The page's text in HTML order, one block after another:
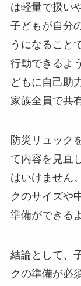
は軽量で扱い
子どもが自分
うになること
行動できるよ
どもに自己助
家族全員で共
防災リュック
て内容を見直
はいけません
クのサイズや
準備ができる
結論として、
クの準備が必